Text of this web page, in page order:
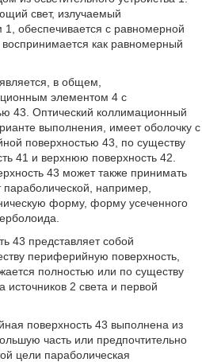
свет, излучаемый
1, обеспечивается с равномерной
как равномерный
в общем,
элементом 4 с
43. Оптический коллимационный
выполнения, имеет оболочку с
поверхностью 43, по существу
41 и верхнюю поверхность 42.
43 может также принимать
например,
форму, форму усеченного
43 представляет собой
периферийную поверхность,
полностью или по существу
источников 2 света и первой
поверхность 43 выполнена из
часть или предпочтительно
цели параболическая